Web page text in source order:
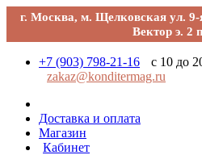
г. Москва, м. Щелковская ул.
Вектор э. 2
+7 (903) 798-21-16
с 10 до
zakaz@konditermag.ru
Доставка и оплата
Магазин
Кабинет